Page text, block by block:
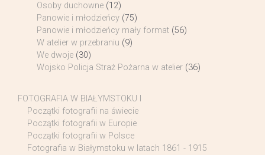
Osoby duchowne (12)
Panowie i młodzieńcy (75)
Panowie i młodzieńcy mały format (56)
W atelier w przebraniu (9)
We dwoje (30)
Wojsko Policja Straż Pożarna w atelier (36)
FOTOGRAFIA W BIAŁYMSTOKU I
Początki fotografii na świecie
Początki fotografii w Europie
Początki fotografii w Polsce
Fotografia w Białymstoku w latach 1861 - 1915